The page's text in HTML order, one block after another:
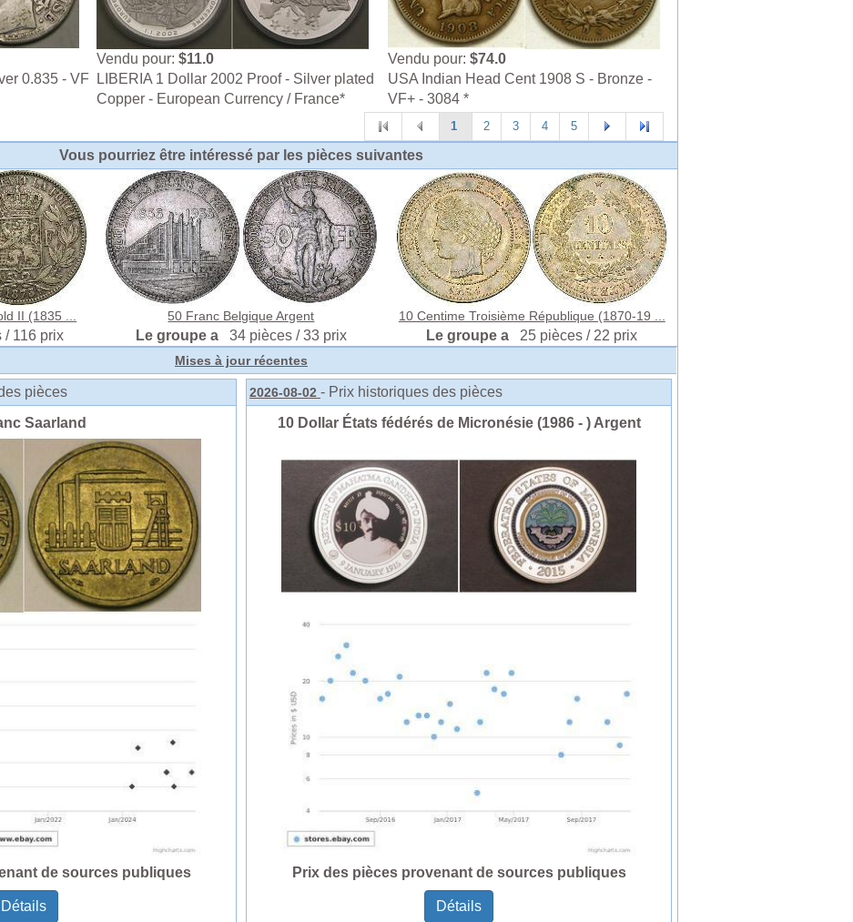
0.835 - VF
Vendu pour:$11.0
LIBERIA 1 Dollar 2002 Proof - Silver plated
Copper - European Currency / France*
Vendu pour: $74.0
USA Indian Head Cent 1908 S - Bronze -
VF+ - 3084 *
1 2 3 4 5
Vous pourriez être intéressé par les pièces suivantes
II (1835 ...
/ 116 prix
50 Franc Belgique Argent
Le groupe a 34 pièces / 33 prix
10 Centime Troisième République (1870-19 ...
Le groupe a 25 pièces / 22 prix
Mises à jour récentes
pièces
Saarland
de sources publiques
Détails
2026-08-02 - Prix historiques des pièces
10 Dollar États fédérés de Micronésie (1986 - ) Argent
Prix des pièces provenant de sources publiques
Détails